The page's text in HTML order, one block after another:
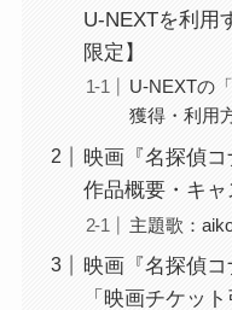
U-NEXTを利用
限定】
U-NEXTの
獲得・利用
映画『名探偵
作品概要・キ
主題歌：
映画『名探偵
「映画チケッ